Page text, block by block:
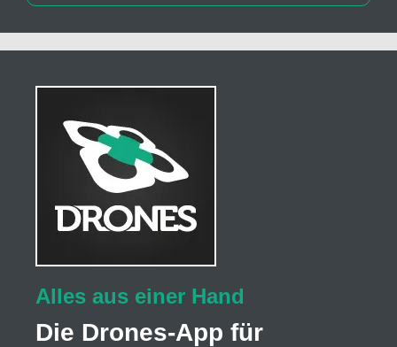
Alles aus einer Hand
Die Drones-App für